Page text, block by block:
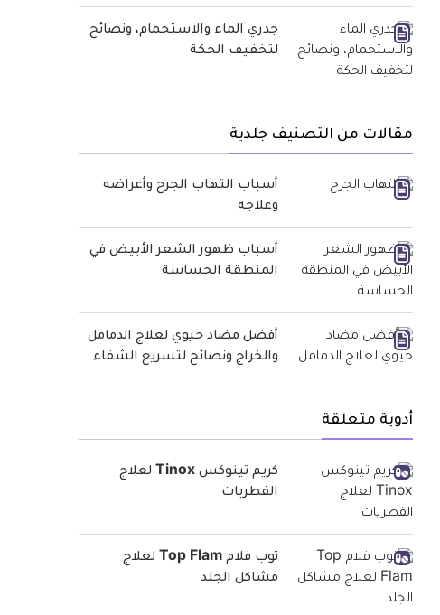
جدري الماء والاستحمام، ونصائح
لتخفيف الحكة
مقالات من التصنيف جلدية
أسباب التهاب الجرح وأعراضه
وعلاجه
أسباب ظهور الشعر الأبيض في
المنطقة الحساسة
أفضل مضاد حيوي لعلاج الدمامل
والخراج ونصائح لتسريع الشفاء
أدوية متعلقة
كريم تينوكس Tinox لعلاج
الفطريات
توب فلام Top Flam لعلاج
مشاكل الجلد